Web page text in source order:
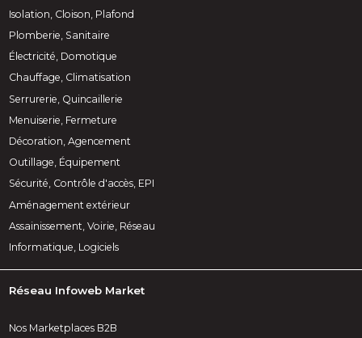
Isolation, Cloison, Plafond
Plomberie, Sanitaire
Électricité, Domotique
Chauffage, Climatisation
Serrurerie, Quincaillerie
Menuiserie, Fermeture
Décoration, Agencement
Outillage, Équipement
Sécurité, Contrôle d'accès, EPI
Aménagement extérieur
Assainissement, Voirie, Réseau
Informatique, Logiciels
Réseau Infoweb Market
Nos Marketplaces B2B